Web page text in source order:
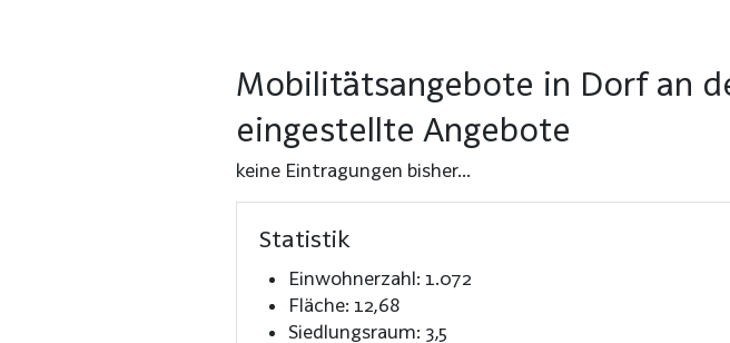
Mobilitätsangebote in Dorf an
eingestellte Angebote
keine Eintragungen bisher...
Statistik
Einwohnerzahl: 1.072
Fläche: 12,68
Siedlungsraum: 3,5